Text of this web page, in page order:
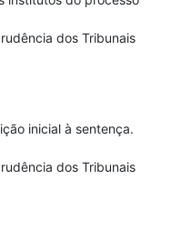
dos Tribunais
inicial à sentença.
dos Tribunais